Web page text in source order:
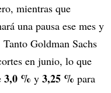
mientras que
una pausa ese mes y
Goldman Sachs
en junio, lo que
3,0 % y 3,25 % para